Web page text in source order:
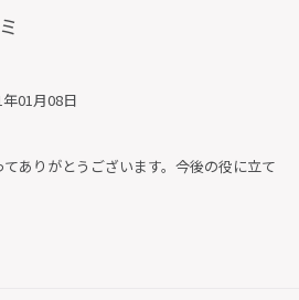
年01月08日
ありがとうございます。今後の役に立て